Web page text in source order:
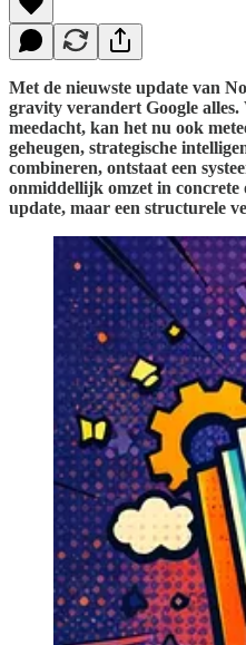
Met de nieuwste update van
gravity verandert Google
meedacht, kan het nu ook
geheugen, strategische
combineren, ontstaat een
onmiddellijk omzet in concrete
update, maar een structurele